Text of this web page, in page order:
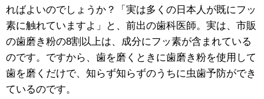
ればよいのでしょうか？「実は多くの日本人が既にフッ
素に触れていますよ」と、前出の歯科医師。実は、市販
の歯磨き粉の8割以上は、成分にフッ素が含まれている
のです。ですから、歯を磨くときに歯磨き粉を使用して
歯を磨くだけで、知らず知らずのうちに虫歯予防ができ
ているのです。